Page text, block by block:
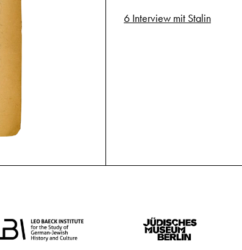
6 Interview mit Stalin